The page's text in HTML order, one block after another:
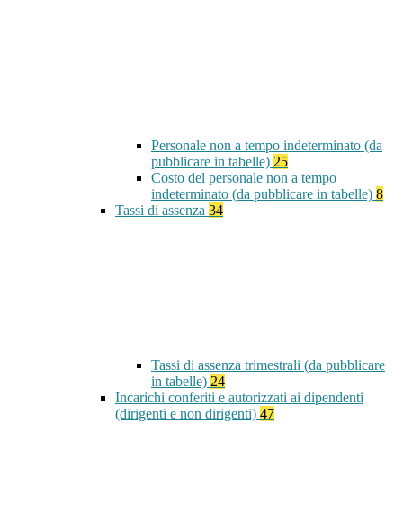
Personale non a tempo indeterminato (da
pubblicare in tabelle) 25
Costo del personale non a tempo
indeterminato (da pubblicare in tabelle) 8
Tassi di assenza 34
Tassi di assenza trimestrali (da pubblicare
in tabelle) 24
Incarichi conferiti e autorizzati ai dipendenti
(dirigenti e non dirigenti) 47